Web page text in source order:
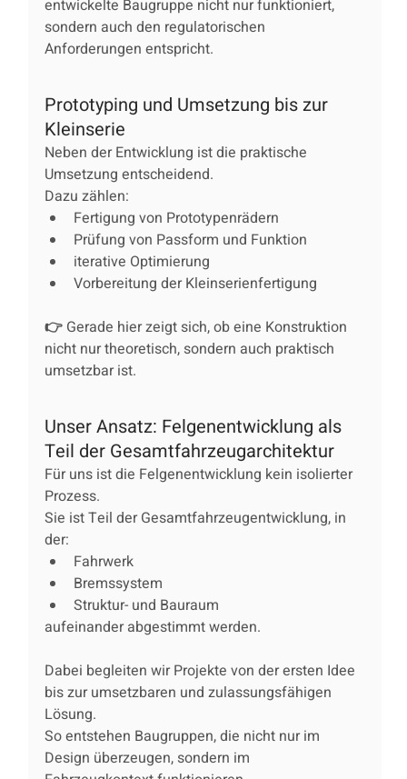
entwickelte Baugruppe nicht nur funktioniert,
sondern auch den regulatorischen
Anforderungen entspricht.
Prototyping und Umsetzung bis zur
Kleinserie
Neben der Entwicklung ist die praktische
Umsetzung entscheidend.
Dazu zählen:
Fertigung von Prototypenrädern
Prüfung von Passform und Funktion
iterative Optimierung
Vorbereitung der Kleinserienfertigung
👉 Gerade hier zeigt sich, ob eine Konstruktion
nicht nur theoretisch, sondern auch praktisch
umsetzbar ist.
Unser Ansatz: Felgenentwicklung als
Teil der Gesamtfahrzeugarchitektur
Für uns ist die Felgenentwicklung kein isolierter
Prozess.
Sie ist Teil der Gesamtfahrzeugentwicklung, in
der:
Fahrwerk
Bremssystem
Struktur- und Bauraum
aufeinander abgestimmt werden.
Dabei begleiten wir Projekte von der ersten Idee
bis zur umsetzbaren und zulassungsfähigen
Lösung.
So entstehen Baugruppen, die nicht nur im
Design überzeugen, sondern im